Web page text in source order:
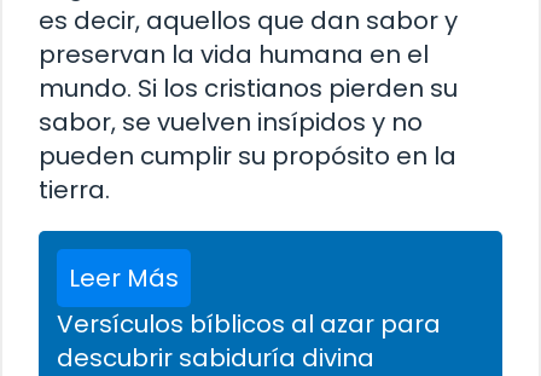
es decir, aquellos que dan sabor y
preservan la vida humana en el
mundo. Si los cristianos pierden su
sabor, se vuelven insípidos y no
pueden cumplir su propósito en la
tierra.
Leer Más
Versículos bíblicos al azar para
descubrir sabiduría divina